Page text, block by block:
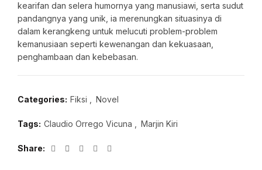
kearifan dan selera humornya yang manusiawi, serta sudut
pandangnya yang unik, ia merenungkan situasinya di
dalam kerangkeng untuk melucuti problem-problem
kemanusiaan seperti kewenangan dan kekuasaan,
penghambaan dan kebebasan.
Categories: Fiksi Novel
Tags: Claudio Orrego Vicuna Marjin Kiri
Share